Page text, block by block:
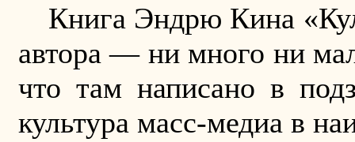
Книга Эндрю Кина
автора — ни много ни
что там написано в
культура масс-медиа в